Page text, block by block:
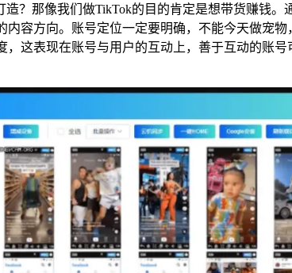
？那像我们做TikTok的目的肯定是想带货赚钱
容方向。账号定位一定要明确，不能今天做宠
这表现在账号与用户的互动上，善于互动的账